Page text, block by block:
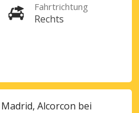
Fahrtrichtung
Rechts
Alcorcon bei